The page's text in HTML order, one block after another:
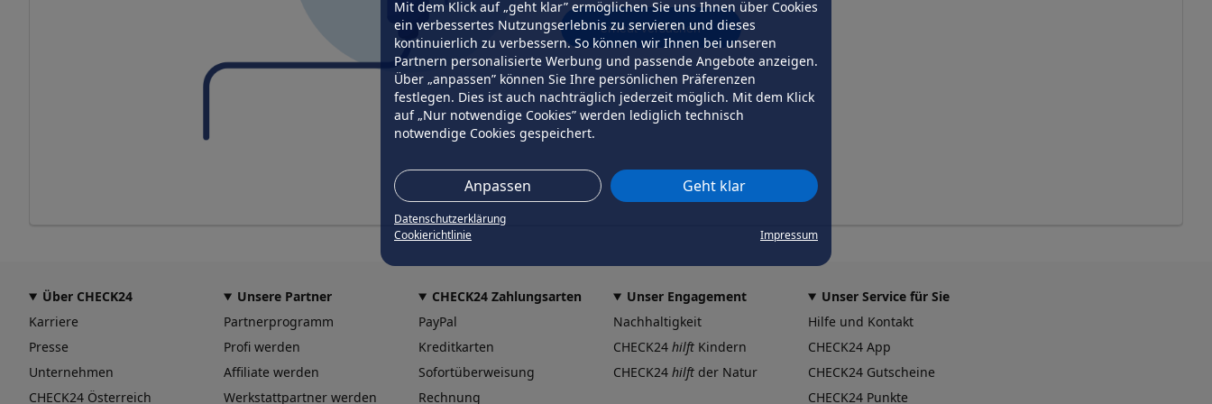
Mit dem Klick auf „geht klar” ermöglichen Sie uns Ihnen über Cookies
ein verbessertes Nutzungserlebnis zu servieren und dieses
kontinuierlich zu verbessern. So können wir Ihnen bei unseren
Partnern personalisierte Werbung und passende Angebote anzeigen.
Über „anpassen” können Sie Ihre persönlichen Präferenzen
festlegen. Dies ist auch nachträglich jederzeit möglich. Mit dem Klick
auf „Nur notwendige Cookies” werden lediglich technisch
notwendige Cookies gespeichert.
Anpassen Geht klar
Datenschutzerklärung
Cookierichtlinie
Impressum
erneut versuchen
Über CHECK24
Karriere
Presse
Unternehmen
CHECK24 Österreich
Unsere Partner
Partnerprogramm
Profi werden
Affiliate werden
Werkstattpartner werden
CHECK24 Zahlungsarten
PayPal
Kreditkarten
Sofortüberweisung
Rechnung
Unser Engagement
Nachhaltigkeit
CHECK24 hilft Kindern
CHECK24 hilft der Natur
Unser Service für Sie
Hilfe und Kontakt
CHECK24 App
CHECK24 Gutscheine
CHECK24 Punkte